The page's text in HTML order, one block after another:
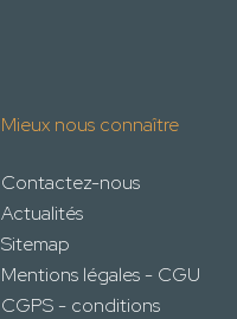
Mieux nous connaître
Contactez-nous
Actualités
Sitemap
Mentions légales - CGU
CGPS - conditions